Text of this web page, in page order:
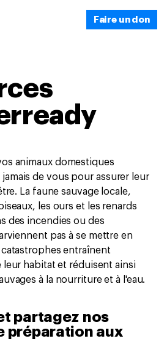
Faire un don
animaux domestiques
de vous pour assurer leur
La faune sauvage locale,
les ours et les renards
des incendies ou des
pas à se mettre en
entraînent
leur habitat et réduisent ainsi
à la nourriture et à l'eau.
partagez nos
préparation aux